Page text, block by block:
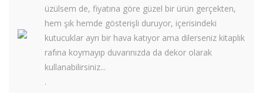
üzülsem de, fiyatına göre güzel bir ürün gerçekten,
hem şık hemde gösterişli duruyor, içerisindeki
kutucuklar ayrı bir hava katıyor ama dilerseniz kitaplık
rafına koymayıp duvarınızda da dekor olarak
kullanabilirsiniz...
.